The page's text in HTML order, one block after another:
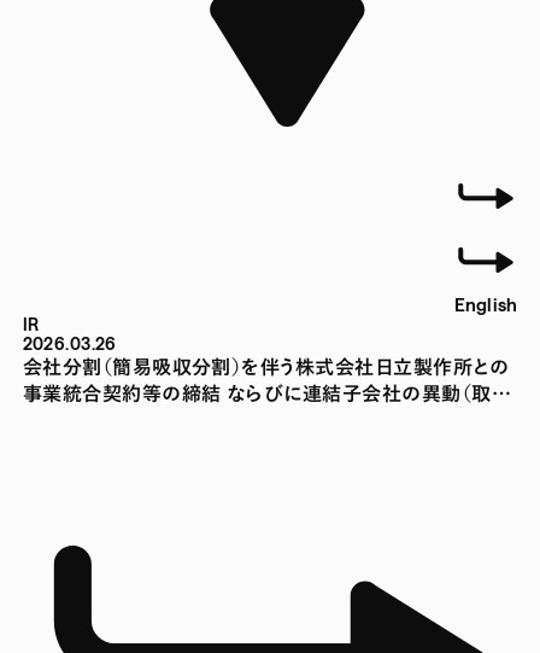
English
IR
2026.03.26
会社分割（簡易吸収分割）を伴う株式会社日立製作所との
事業統合契約等の締結 ならびに連結子会社の異動（取